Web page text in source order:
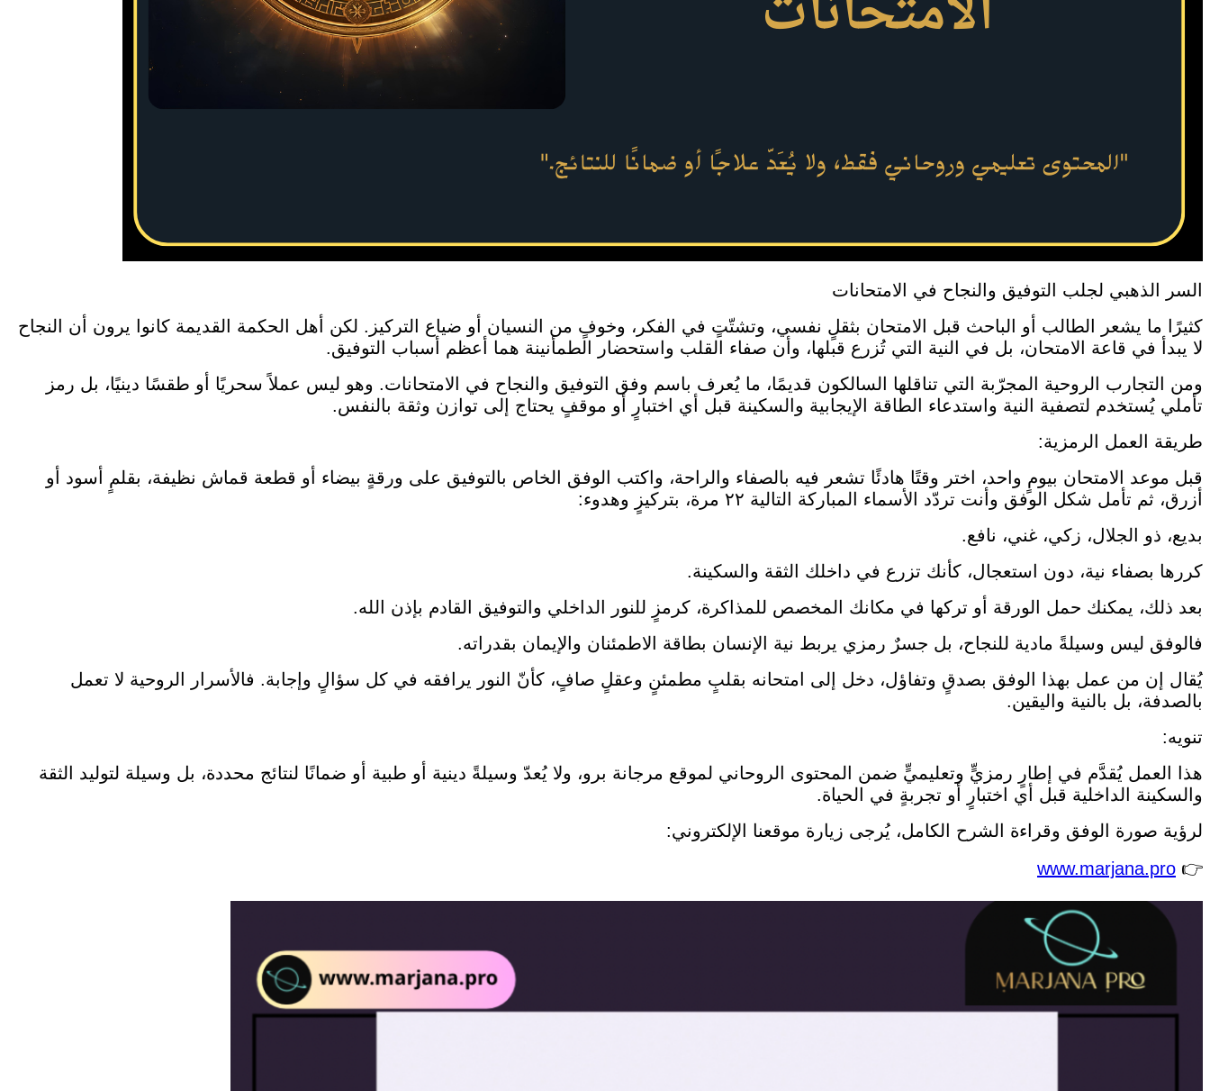
السر الذهبي لجلب التوفيق والنجاح في الامتحانات
كثيرًا ما يشعر الطالب أو الباحث قبل الامتحان بثقلٍ نفسي، وتشتّتٍ في الفكر، وخوفٍ من النسيان أو ضياع التركيز. لكن أهل الحكمة القديمة كانوا يرون أن النجاح
لا يبدأ في قاعة الامتحان، بل في النية التي تُزرع قبلها، وأن صفاء القلب واستحضار الطمأنينة هما أعظم أسباب التوفيق.
ومن التجارب الروحية المجرّبة التي تناقلها السالكون قديمًا، ما يُعرف باسم وفق التوفيق والنجاح في الامتحانات. وهو ليس عملاً سحريًا أو طقسًا دينيًا، بل رمز
تأملي يُستخدم لتصفية النية واستدعاء الطاقة الإيجابية والسكينة قبل أي اختبارٍ أو موقفٍ يحتاج إلى توازن وثقة بالنفس.
طريقة العمل الرمزية:
قبل موعد الامتحان بيومٍ واحد، اختر وقتًا هادئًا تشعر فيه بالصفاء والراحة، واكتب الوفق الخاص بالتوفيق على ورقةٍ بيضاء أو قطعة قماش نظيفة، بقلمٍ أسود أو
أزرق، ثم تأمل شكل الوفق وأنت تردّد الأسماء المباركة التالية ٢٢ مرة، بتركيزٍ وهدوء:
بديع، ذو الجلال، زكي، غني، نافع.
كررها بصفاء نية، دون استعجال، كأنك تزرع في داخلك الثقة والسكينة.
بعد ذلك، يمكنك حمل الورقة أو تركها في مكانك المخصص للمذاكرة، كرمزٍ للنور الداخلي والتوفيق القادم بإذن الله.
فالوفق ليس وسيلةً مادية للنجاح، بل جسرٌ رمزي يربط نية الإنسان بطاقة الاطمئنان والإيمان بقدراته.
يُقال إن من عمل بهذا الوفق بصدقٍ وتفاؤل، دخل إلى امتحانه بقلبٍ مطمئنٍ وعقلٍ صافٍ، كأنّ النور يرافقه في كل سؤالٍ وإجابة. فالأسرار الروحية لا تعمل
بالصدفة، بل بالنية واليقين.
تنويه:
هذا العمل يُقدَّم في إطارٍ رمزيٍّ وتعليميٍّ ضمن المحتوى الروحاني لموقع مرجانة برو، ولا يُعدّ وسيلةً دينية أو طبية أو ضمانًا لنتائج محددة، بل وسيلة لتوليد الثقة
والسكينة الداخلية قبل أي اختبارٍ أو تجربةٍ في الحياة.
لرؤية صورة الوفق وقراءة الشرح الكامل، يُرجى زيارة موقعنا الإلكتروني:
👉
www.marjana.pro